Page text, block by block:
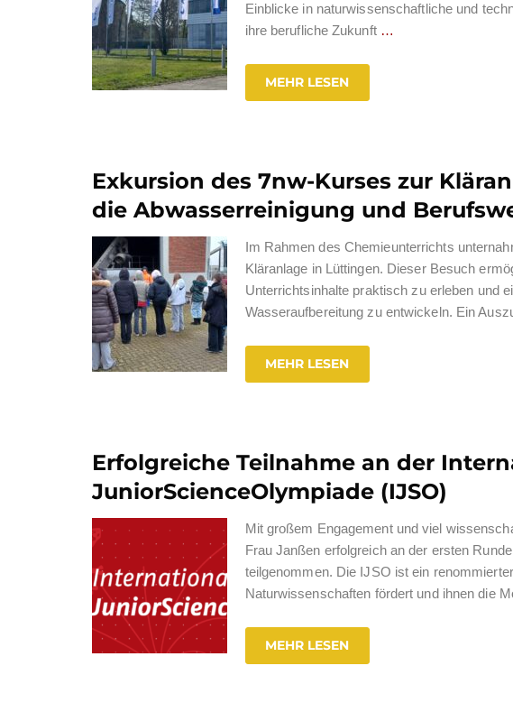
Einblicke in naturwissenschaftliche und
ihre berufliche Zukunft …
MEHR LESEN
Exkursion des 7nw-Kurses zur
die Abwasserreinigung und
Im Rahmen des Chemieunterrichts
Kläranlage in Lüttingen. Dieser Besuch
Unterrichtsinhalte praktisch zu erleben und
Wasseraufbereitung zu entwickeln. Ein
MEHR LESEN
Erfolgreiche Teilnahme an der
JuniorScienceOlympiade (IJSO)
Mit großem Engagement und viel
Frau Janßen erfolgreich an der ersten
teilgenommen. Die IJSO ist ein
Naturwissenschaften fördert und ihnen die
MEHR LESEN